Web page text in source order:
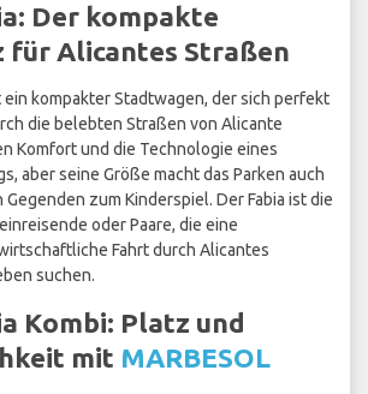
Der kompakte
Alicantes Straßen
ein kompakter Stadtwagen, der sich perfekt
die belebten Straßen von Alicante
Komfort und die Technologie eines
aber seine Größe macht das Parken auch
zum Kinderspiel. Der Fabia ist die
oder Paare, die eine
Fahrt durch Alicantes
suchen.
Kombi: Platz und
mit MARBESOL